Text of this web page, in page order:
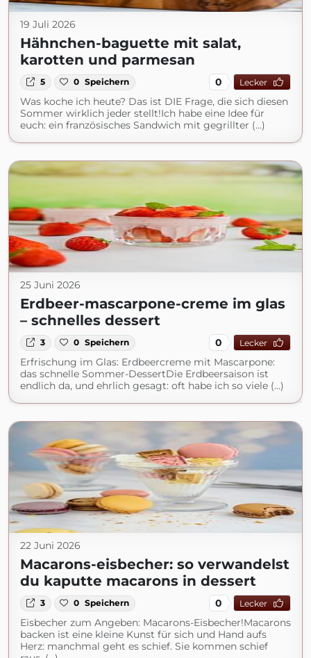
19 Juli 2026
Hähnchen-baguette mit salat,
karotten und parmesan
5 0 Speichern 0 Lecker
Was koche ich heute? Das ist DIE Frage, die sich diesen
Sommer wirklich jeder stellt!Ich habe eine Idee für
euch: ein französisches Sandwich mit gegrillter (...)
25 Juni 2026
Erdbeer-mascarpone-creme im glas
– schnelles dessert
3 0 Speichern 0 Lecker
Erfrischung im Glas: Erdbeercreme mit Mascarpone:
das schnelle Sommer-DessertDie Erdbeersaison ist
endlich da, und ehrlich gesagt: oft habe ich so viele (...)
22 Juni 2026
Macarons-eisbecher: so verwandelst
du kaputte macarons in dessert
3 0 Speichern 0 Lecker
Eisbecher zum Angeben: Macarons-Eisbecher!Macarons
backen ist eine kleine Kunst für sich und Hand aufs
Herz: manchmal geht es schief. Sie kommen schief